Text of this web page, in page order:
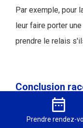
Par exemple, pour
leur faire porter
prendre le relais
Conclusion
Maintenant, vous
date_range
Prendrerendez-